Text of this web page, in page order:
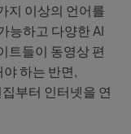
지 이상의 언어를
능하고 다양한 AI
트들이 동영상 편
하는 반면,
부터 인터넷을 연